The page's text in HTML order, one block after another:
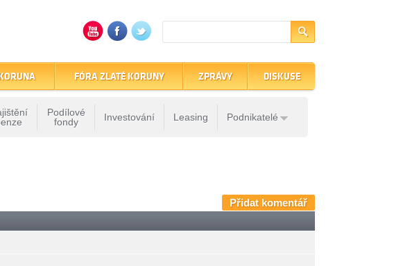
Podílové
fondy
Investování Leasing Podnikatelé
FÓRA ZLATÉ KORUNY ZPRÁVY DISKUSE
Přidat komentář